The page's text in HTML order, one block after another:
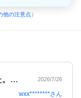
他の注意点 ）
黒（マルチドット）を購入しました。安か… 2026/7/26
wxx********さん